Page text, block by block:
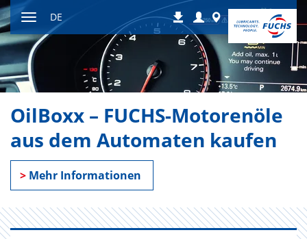
Zum
Inhalt Navigation
ein-
bzw.
ausblenden
Downloads
LoginWorldwide
DE
OilBoxx – FUCHS-Motorenöle
aus dem Automaten kaufen
> Mehr Informationen